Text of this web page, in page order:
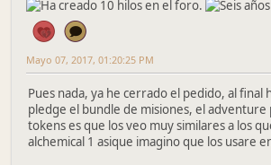
Mayo 07, 2017, 01:20:25 PM
Pues nada, ya he cerrado el pedido, al final
pledge el bundle de misiones, el adventure
tokens es que los veo muy similares a los
alchemical 1 asique imagino que los usare